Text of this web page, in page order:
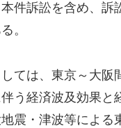
件訴訟を含め、
。
ては、東京～大
う経済波及効果と
震・津波等による